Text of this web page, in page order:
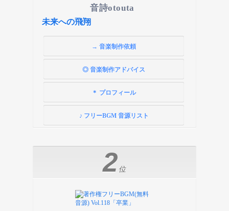
音詩otouta
未来への飛翔
→ 音楽制作依頼
◎ 音楽制作アドバイス
＊ プロフィール
♪ フリーBGM 音源リスト
2位